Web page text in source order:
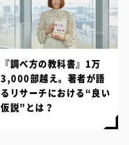
『調べ方の教科書』1万
3,000部越え。著者が語
るリサーチにおける“良い
仮説”とは？